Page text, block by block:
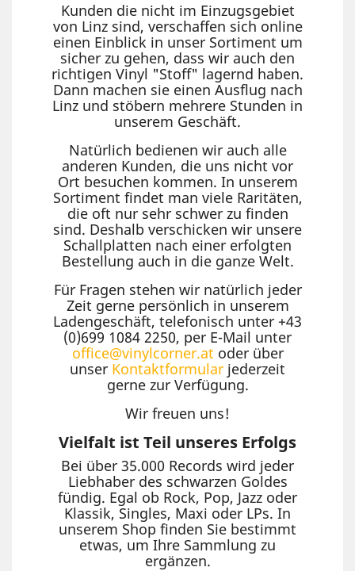
Kunden die nicht im Einzugsgebiet
von Linz sind, verschaffen sich online
einen Einblick in unser Sortiment um
sicher zu gehen, dass wir auch den
richtigen Vinyl "Stoff" lagernd haben.
Dann machen sie einen Ausflug nach
Linz und stöbern mehrere Stunden in
unserem Geschäft.
Natürlich bedienen wir auch alle
anderen Kunden, die uns nicht vor
Ort besuchen kommen. In unserem
Sortiment findet man viele Raritäten,
die oft nur sehr schwer zu finden
sind. Deshalb verschicken wir unsere
Schallplatten nach einer erfolgten
Bestellung auch in die ganze Welt.
Für Fragen stehen wir natürlich jeder
Zeit gerne persönlich in unserem
Ladengeschäft, telefonisch unter +43
(0)699 1084 2250, per E-Mail unter
office@vinylcorner.at oder über
unser Kontaktformular jederzeit
gerne zur Verfügung.
Wir freuen uns!
Vielfalt ist Teil unseres Erfolgs
Bei über 35.000 Records wird jeder
Liebhaber des schwarzen Goldes
fündig. Egal ob Rock, Pop, Jazz oder
Klassik, Singles, Maxi oder LPs. In
unserem Shop finden Sie bestimmt
etwas, um Ihre Sammlung zu
ergänzen.